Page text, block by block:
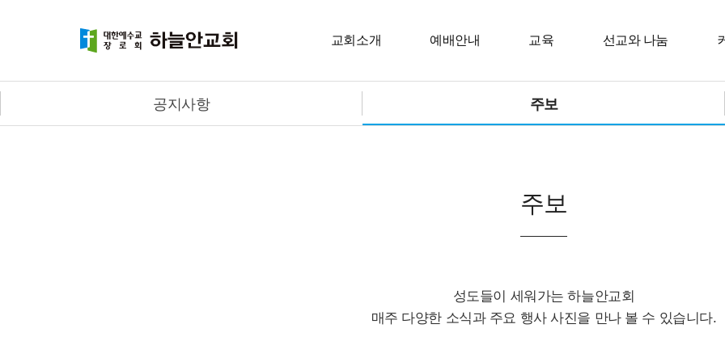
교회소개 예배안내 교육 선교와 나눔
공지사항 주보
주보
성도들이 세워가는 하늘안교회
매주 다양한 소식과 주요 행사 사진을 만나 볼 수 있습니다.